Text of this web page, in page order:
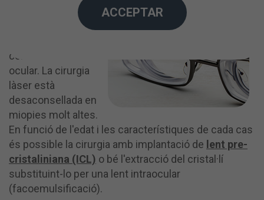
estabilitat en la
seva graduació, així
condicions de salut
ocular. La cirurgia
làser està
desaconsellada en
miopies molt altes.
En funció de l'edat i les característiques de cada cas
és possible la cirurgia amb implantació de lent pre-
cristaliniana (ICL) o bé l'extracció del cristal·lí
substituint-lo per una lent intraocular
(facoemulsificació).
ACCEPTAR